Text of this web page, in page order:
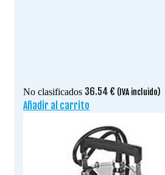
No clasificados 36.54 € (IVA incluido)
Añadir al carrito